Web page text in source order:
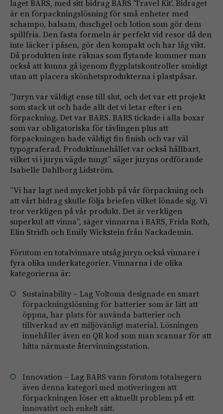
laget BARS, med sitt bidrag BARS ’Travel Kit’. Bidraget
är en förpackningslösning för små enheter med
schampo, balsam, duschgel och lotion som gör dem
spillfria. Den fasta formeln är perfekt vid resor då den
inte läcker i påsen, gör den kompakt och har låg vikt.
Då produkten inte räknas som flytande kommer man
också att kunna gå igenom flygplatskontroller smidigt
utan att placera skönhetsprodukterna i plastpåsar.
”Juryn var väldigt ense till slut, och det var ett projekt
som stack ut och hade allt det vi letar efter i en
förpackning. Det var BARS. BARS tickade i alla boxar
som var obligatoriska för tävlingen plus att
förpackningen hade väldigt fin finish och var väl
typograferad. Produktinnehållet var också hållbart,
vilket vi i juryn vägde tungt” säger juryns ordförande
Isabelle Dahlborg Lidström.
”Vi har lagt ned mycket jobb på vår förpackning och
att vårt bidrag skulle följa briefen vilket lönade sig. Vi
tror verkligen på vår produkt. Det är verkligen
superkul att vinna”, säger vinnarna i BARS, Frida Roth,
Elin Stridh och Emily Wickstein från Nackademin.
Förutom en totalvinnare utsåg juryn också vinnare i
fyra olika underkategorier. Vinnarna i de olika
kategorierna är:
Sustainability – Lag Voltoma designade en smart
förpackningslösning för batterier som är lätt att
öppna, har plats för använda batterier och
tillverkad av ett miljövänligt material. Lösningen
innehåller även en QR kod som man scannar för att
hitta närmaste återvinningsstation.
Innovation – Lag BARS vann förutom totalsegern
även denna kategori med motiveringen att
förpackningen löser ett aktuellt problem på ett
innovativt och enkelt sätt.